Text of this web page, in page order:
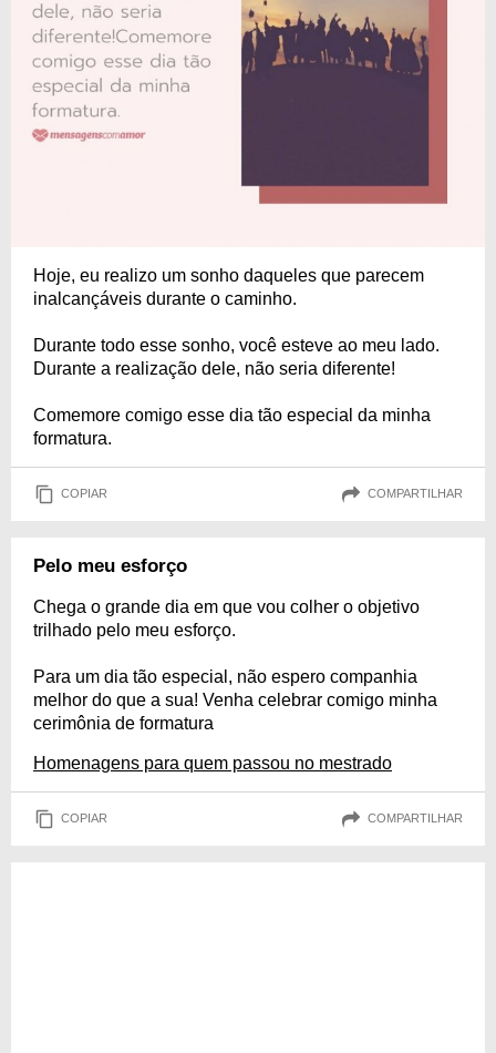
Hoje, eu realizo um sonho daqueles que parecem
inalcançáveis durante o caminho.
Durante todo esse sonho, você esteve ao meu lado.
Durante a realização dele, não seria diferente!
Comemore comigo esse dia tão especial da minha
formatura.
COPIAR COMPARTILHAR
Pelo meu esforço
Chega o grande dia em que vou colher o objetivo
trilhado pelo meu esforço.
Para um dia tão especial, não espero companhia
melhor do que a sua! Venha celebrar comigo minha
cerimônia de formatura
Homenagens para quem passou no mestrado
COPIAR COMPARTILHAR